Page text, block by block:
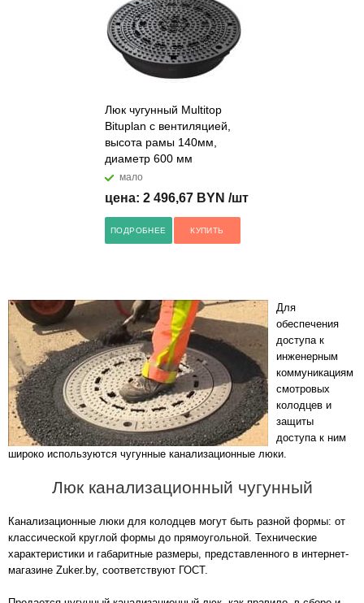
Люк чугунный Multitop
Bituplan с вентиляцией,
высота рамы 140мм,
диаметр 600 мм
мало
цена: 2 496,67 BYN /шт
ПОДРОБНЕЕ КУПИТЬ
Для
обеспечения
доступа к
инженерным
коммуникациям
смотровых
колодцев и
защиты
доступа к ним
широко используются чугунные канализационные люки.
Люк канализационный чугунный
Канализационные люки для колодцев могут быть разной формы: от
классической круглой формы до прямоугольной. Технические
характеристики и габаритные размеры, представленного в интернет-
магазине Zuker.by, соответствуют ГОСТ.